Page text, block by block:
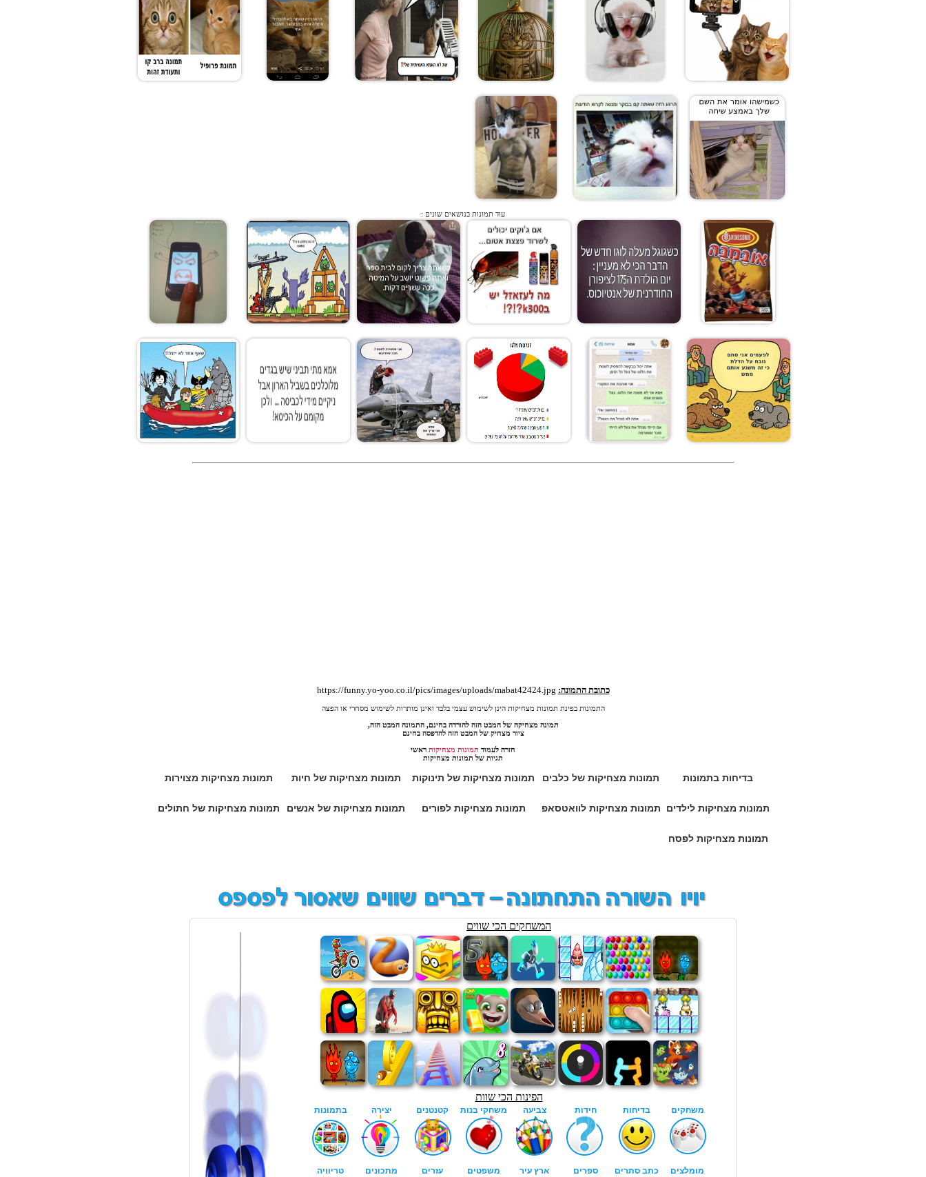
עוד תמונות בנושאים שונים :
כתובת התמונה:
התמונות בפינת תמונות מצחיקות הינן לשימוש עצמי בלבד ואינן מותרות לשימוש מסחרי או הפצה
תמונה מצחיקה של המבט הזה להורדה בחינם, התמונה המבט הזה,
ציור מצחיק של המבט הזה להדפסה בחינם
חזרה לעמוד תמונות מצחיקות ראשי
תגיות של תמונות מצחיקות
בדיחות בתמונות תמונות מצחיקות של כלבים תמונות מצחיקות של תינוקות תמונות מצחיקות של חיות תמונות מצחיקות מצוירות
תמונות מצחיקות לילדים תמונות מצחיקות לוואטסאפ תמונות מצחיקות לפורים תמונות מצחיקות של אנשים תמונות מצחיקות של חתולים
תמונות מצחיקות לפסח